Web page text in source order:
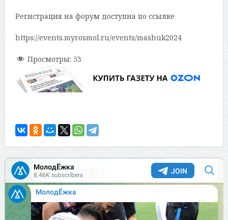
Регистрация на форум доступна по ссылке
https://events.myrosmol.ru/events/mashuk2024
Просмотры: 53